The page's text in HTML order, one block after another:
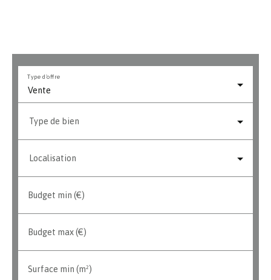
Vente
Type d'offre
Type de bien
Localisation
Budget min (€)
Budget max (€)
Surface min (m²)